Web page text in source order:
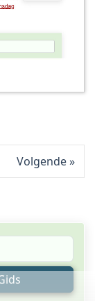
Volgende